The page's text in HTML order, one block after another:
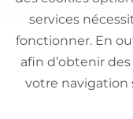
services
fonctionner. En
afin d’obtenir
votre navigation